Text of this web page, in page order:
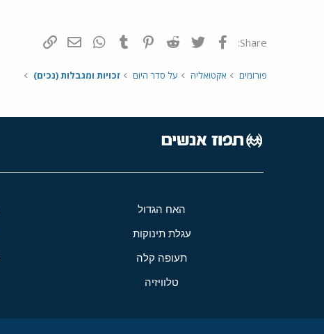
Share: פייסבוק Twitter
Reddit
Pinterest
Tumblr
WhatsAppדואר אלקטרוני
פורומים אקטואליה על סדר היום זכויות ומגבלות (נכים)
האח הגדול
עגלת תינוקות
תעופה קלה
טלוויזיה